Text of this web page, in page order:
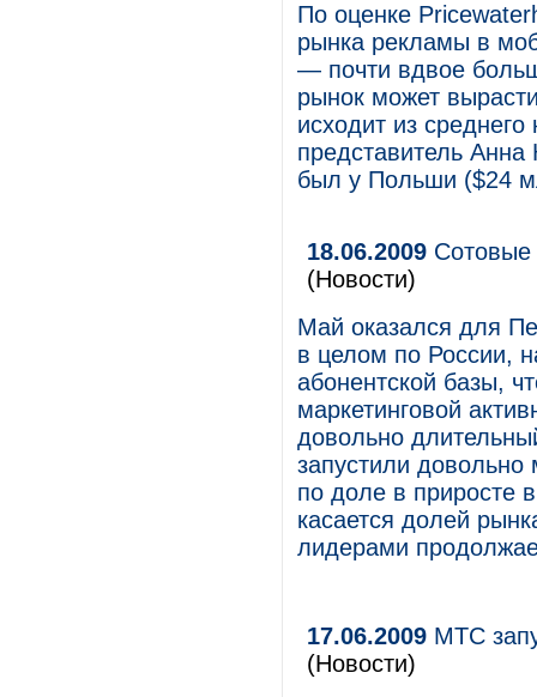
По оценке
рынка рекламы в
— почти вдвое
рынок может
исходит из
представитель
был у Польши ($24
18.06.2009
(Новости)
Май оказался для
в целом по России,
абонентской базы,
маркетинговой
довольно
запустили
по доле в приросте
касается долей
лидерами
17.06.2009 МТС
(Новости)